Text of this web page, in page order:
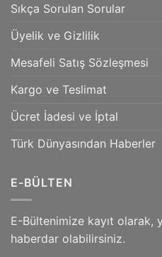
Sıkça Sorulan Sorular
Üyelik ve Gizlilik
Mesafeli Satış Sözleşmesi
Kargo ve Teslimat
Ücret İadesi ve İptal
Türk Dünyasından Haberler
E-BÜLTEN
E-Bültenimize kayıt olarak,
haberdar olabilirsiniz.